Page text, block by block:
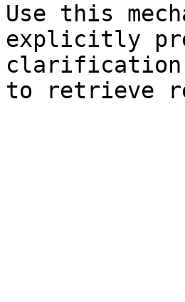
Use this
explicitly
clarification